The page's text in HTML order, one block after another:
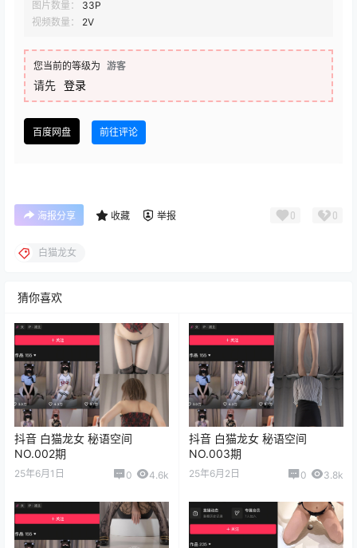
图片数量：
33P
视频数量：
2V
您当前的等级为 游客
请先 登录
百度网盘 前往评论
海报分享 收藏 举报 0 0
白猫龙女
猜你喜欢
抖音 白猫龙女 秘语空间
NO.002期
25年6月1日 0 4.6k
抖音 白猫龙女 秘语空间
NO.003期
25年6月2日 0 3.8k